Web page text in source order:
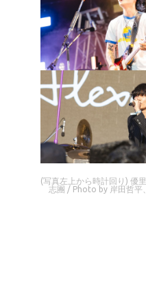
(写真左上から時計回り) 優
志團 / Photo by 岸田哲平